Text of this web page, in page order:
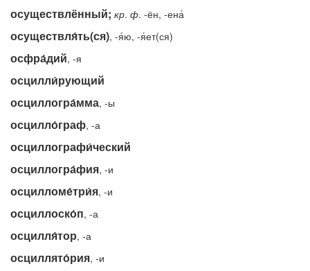
осуществлённый; кр. ф. -ён, -ена́
осуществля́ть(ся), -я́ю, -я́ет(ся)
осфра́дий, -я
осцилли́рующий
осциллогра́мма, -ы
осцилло́граф, -а
осциллографи́ческий
осциллогра́фия, -и
осцилломе́три́я, -и
осциллоско́п, -а
осцилля́тор, -а
осциллято́рия, -и